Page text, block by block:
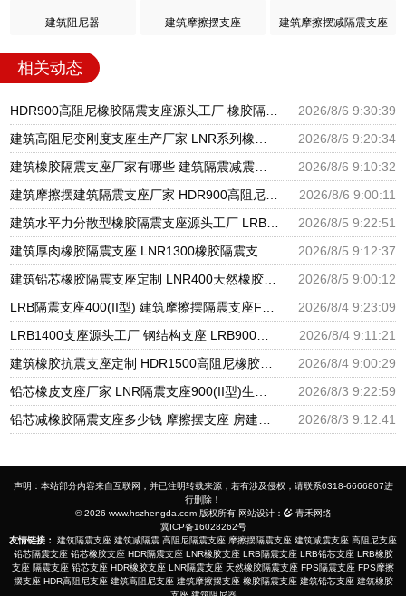
建筑阻尼器 建筑摩擦摆支座 建筑摩擦摆减隔震支座
相关动态
HDR900高阻尼橡胶隔震支座源头工厂 橡胶隔震支座商家生产厂家 LRB支座厂家
2026/8/6 9:30:39
建筑高阻尼变刚度支座生产厂家 LNR系列橡胶隔震支座源头工厂 HDR900高阻尼隔震支座
2026/8/6 9:20:34
建筑橡胶隔震支座厂家有哪些 建筑隔震减震隔震支座源头工厂 LNR1300天然隔震支座生产厂家
2026/8/6 9:10:32
建筑摩擦摆建筑隔震支座厂家 HDR900高阻尼橡胶支座多少钱 橡胶隔震支座供应商源头工厂
2026/8/6 9:00:11
建筑水平力分散型橡胶隔震支座源头工厂 LRB隔震支座 隔震支座LRB1200厂家
2026/8/5 9:22:51
建筑厚肉橡胶隔震支座 LNR1300橡胶隔震支座 建筑分散力型橡胶隔震支座源头工厂
2026/8/5 9:12:37
建筑铅芯橡胶隔震支座定制 LNR400天然橡胶隔震支座厂家电话 LRB橡胶隔震支座1100厂家
2026/8/5 9:00:12
LRB隔震支座400(II型) 建筑摩擦摆隔震支座FPS3A厂家 600的隔震支座
2026/8/4 9:23:09
LRB1400支座源头工厂 钢结构支座 LRB900铅芯橡胶隔震支座源头工厂
2026/8/4 9:11:21
建筑橡胶抗震支座定制 HDR1500高阻尼橡胶隔震支座什么价格 HDR1000隔震支座源头工厂
2026/8/4 9:00:29
铅芯橡皮支座厂家 LNR隔震支座900(II型)生产厂家 HDR800支座源头工厂
2026/8/3 9:22:59
铅芯减橡胶隔震支座多少钱 摩擦摆支座 房建橡胶抗震支座源头工厂
2026/8/3 9:12:41
声明：本站部分内容来自互联网，并已注明转载来源，若有涉及侵权，请联系0318-6666807进
行删除！
© 2026 www.hszhengda.com 版权所有 网站设计：
青禾网络
冀ICP备16028262号
友情链接：
建筑隔震支座 建筑减隔震 高阻尼隔震支座 摩擦摆隔震支座 建筑减震支座 高阻尼支座
铅芯隔震支座 铅芯橡胶支座 HDR隔震支座 LNR橡胶支座 LRB隔震支座 LRB铅芯支座 LRB橡胶
支座 隔震支座 铅芯支座 HDR橡胶支座 LNR隔震支座 天然橡胶隔震支座 FPS隔震支座 FPS摩擦
摆支座 HDR高阻尼支座 建筑高阻尼支座 建筑摩擦摆支座 橡胶隔震支座 建筑铅芯支座 建筑橡胶